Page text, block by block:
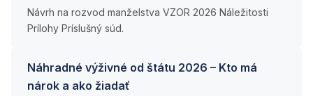
Návrh na rozvod manželstva VZOR 2026 Náležitosti
Prílohy Príslušný súd.
Náhradné výživné od štátu 2026 – Kto má
nárok a ako žiadať